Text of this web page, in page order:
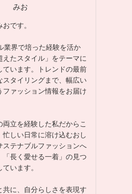
みお
です。
業界で培った経験を活か
えたスタイル」をテーマに
ています。トレンドの最前
スタイリングまで、幅広い
ファッション情報をお届け
立を経験した私だからこ
忙しい日常に溶け込むおし
ステナブルファッションへ
「長く愛せる一着」の見つ
います。
共に、自分らしさを表現す